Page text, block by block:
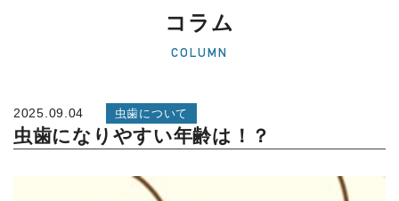
医院]｜熊本県合志
コラム
COLUMN
2025.09.04 虫歯について
虫歯になりやすい年齢は！？